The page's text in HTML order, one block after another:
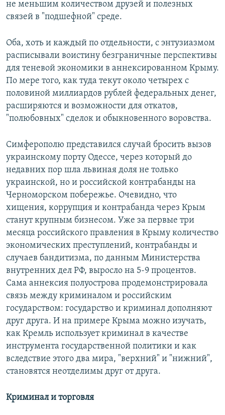
не меньшим количеством друзей и полезных
связей в "подшефной" среде.
Оба, хоть и каждый по отдельности, с энтузиазмом
расписывали воистину безграничные перспективы
для теневой экономики в аннексированном Крыму.
По мере того, как туда текут около четырех с
половиной миллиардов рублей федеральных денег,
расширяются и возможности для откатов,
"полюбовных" сделок и обыкновенного воровства.
Симферополю представился случай бросить вызов
украинскому порту Одессе, через который до
недавних пор шла львиная доля не только
украинской, но и российской контрабанды на
Черноморском побережье. Очевидно, что
хищения, коррупция и контрабанда через Крым
станут крупным бизнесом. Уже за первые три
месяца российского правления в Крыму количество
экономических преступлений, контрабанды и
случаев бандитизма, по данным Министерства
внутренних дел РФ, выросло на 5-9 процентов.
Cама аннексия полуострова продемонстрировала
связь между криминалом и российским
государством: государство и криминал дополняют
друг друга. И на примере Крыма можно изучать,
как Кремль использует криминал в качестве
инструмента государственной политики и как
вследствие этого два мира, "верхний" и "нижний",
становятся неотделимы друг от друга.
Криминал и торговля